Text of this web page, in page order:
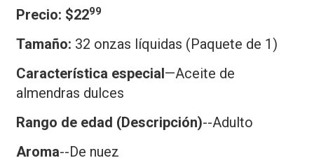
Precio: $2299
Tamaño: 32 onzas líquidas (Paquete de 1)
Característica especial—Aceite de
almendras dulces
Rango de edad (Descripción)--Adulto
Aroma--De nuez